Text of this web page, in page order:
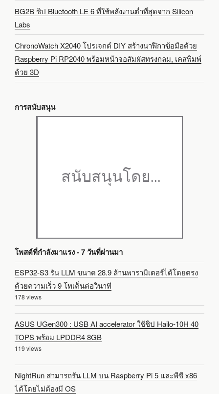
BG2B ชิป Bluetooth LE 6 ที่ใช้พลังงานต่ำที่สุดจาก Silicon
Labs
ChronoWatch X2040 โปรเจกต์ DIY สร้างนาฬิกาข้อมือด้วย
Raspberry Pi RP2040 พร้อมหน้าจอสัมผัสทรงกลม, เคสพิมพ์
ด้วย 3D
การสนับสนุน
โพสต์ที่กำลังมาแรง - 7 วันที่ผ่านมา
ESP32-S3 รัน LLM ขนาด 28.9 ล้านพารามิเตอร์ได้โดยตรง
ด้วยความเร็ว 9 โทเค็นต่อวินาที
178 views
ASUS UGen300 : USB AI accelerator ใช้ชิป Hailo-10H 40
TOPS พร้อม LPDDR4 8GB
119 views
NightRun สามารถรัน LLM บน Raspberry Pi 5 และพีซี x86
ได้โดยไม่ต้องมี OS